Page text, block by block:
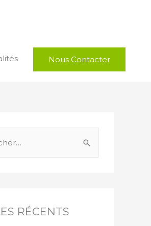
Nous Contacter
RÉCENTS